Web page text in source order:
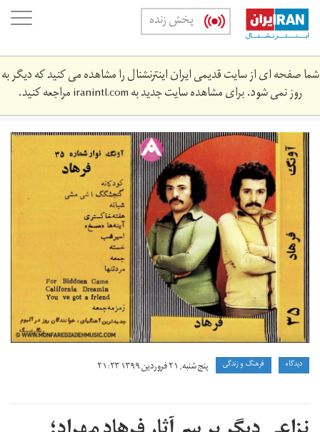
Skip
main
content
پخش زنده
شما صفحه ای از سایت قدیمی ایران اینترنشنال را مشاهده می کنید که دیگر به
روز نمی شود. برای مشاهده سایت جدید بهiranintl.comمراجعه کنید.
thumbnail_kodakaneh.jpg
دیدگاه فرهنگ و زندگی پنج شنبه, ۲۱ فروردین ۱۳۹۹ ۲۱:۲۳